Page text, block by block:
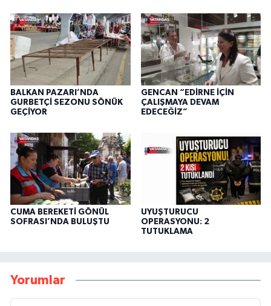
BALKAN PAZARI’NDA
GURBETÇİ SEZONU SÖNÜK
GEÇİYOR
GENCAN “EDİRNE İÇİN
ÇALIŞMAYA DEVAM
EDECEĞİZ”
CUMA BEREKETİ GÖNÜL
SOFRASI’NDA BULUŞTU
UYUŞTURUCU
OPERASYONU: 2
TUTUKLAMA
Yorumlar